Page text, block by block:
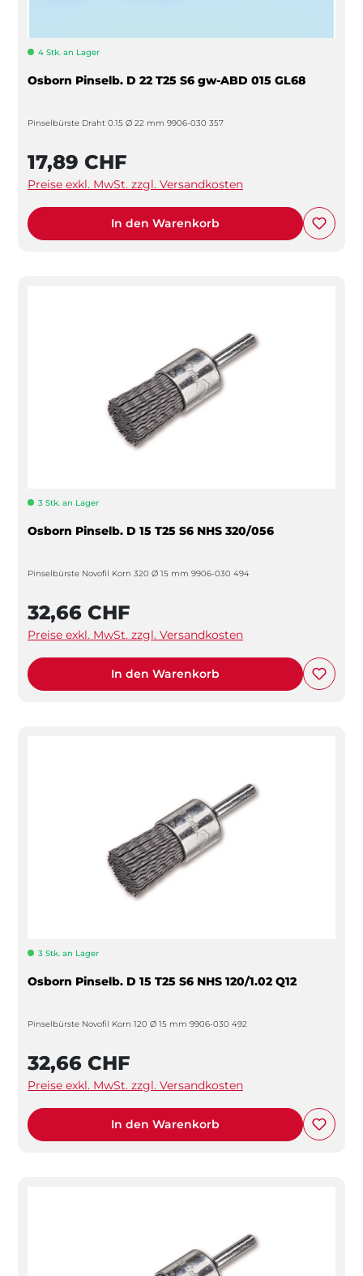
4 Stk. an Lager
Osborn Pinselb. D 22 T25 S6 gw-ABD 015 GL68
Pinselbürste Draht 0.15 Ø 22 mm 9906-030 357
17,89 CHF
Preise exkl. MwSt. zzgl. Versandkosten
In den Warenkorb
3 Stk. an Lager
Osborn Pinselb. D 15 T25 S6 NHS 320/056
Pinselbürste Novofil Korn 320 Ø 15 mm 9906-030 494
32,66 CHF
Preise exkl. MwSt. zzgl. Versandkosten
In den Warenkorb
3 Stk. an Lager
Osborn Pinselb. D 15 T25 S6 NHS 120/1.02 Q12
Pinselbürste Novofil Korn 120 Ø 15 mm 9906-030 492
32,66 CHF
Preise exkl. MwSt. zzgl. Versandkosten
In den Warenkorb